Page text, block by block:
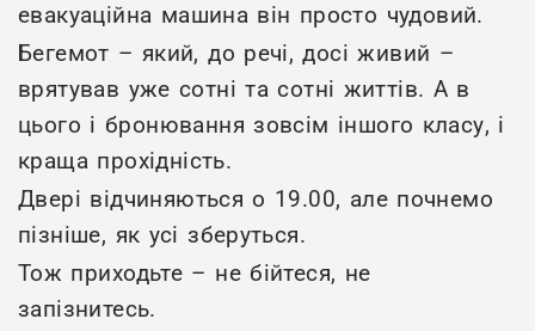
евакуаційна машина він просто чудовий.
Бегемот – який, до речі, досі живий –
врятував уже сотні та сотні життів. А в
цього і бронювання зовсім іншого класу, і
краща прохідність.
Двері відчиняються о 19.00, але почнемо
пізніше, як усі зберуться.
Тож приходьте – не бійтеся, не
запізнитесь.